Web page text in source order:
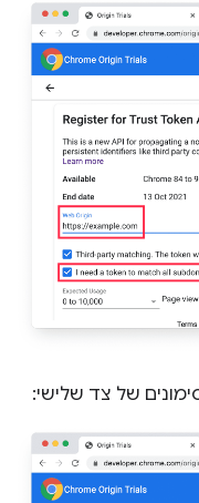
של צד שלישי: